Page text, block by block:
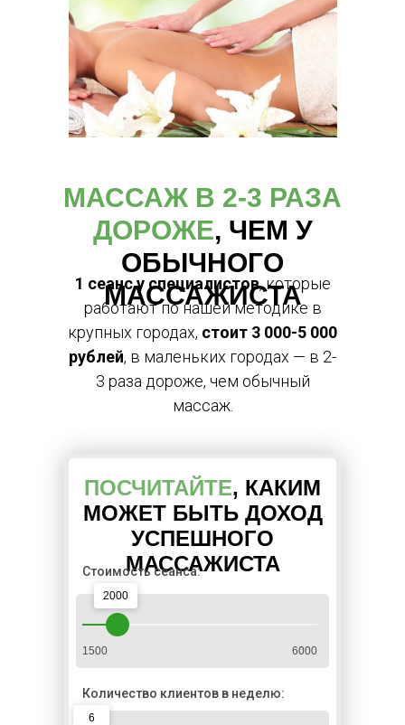
ПОСЧИТАЙТЕ, КАКИМ
МОЖЕТ БЫТЬ ДОХОД
УСПЕШНОГО
МАССАЖИСТА
Стоимость сеанса:
2000
1500 6000
Количество клиентов в неделю:
6
МАССАЖ В 2-3 РАЗА
ДОРОЖЕ, ЧЕМ У
ОБЫЧНОГО
МАССАЖИСТА
1 сеанс у специалистов, которые
работают по нашей методике в
крупных городах, стоит 3 000-5 000
рублей, в маленьких городах — в 2-
3 раза дороже, чем обычный
массаж.